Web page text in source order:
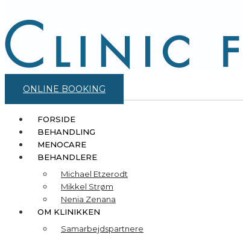
ONLINE BOOKING
FORSIDE
BEHANDLING
MENOCARE
BEHANDLERE
Michael Etzerodt
Mikkel Strøm
Nenia Zenana
OM KLINIKKEN
Samarbejdspartnere